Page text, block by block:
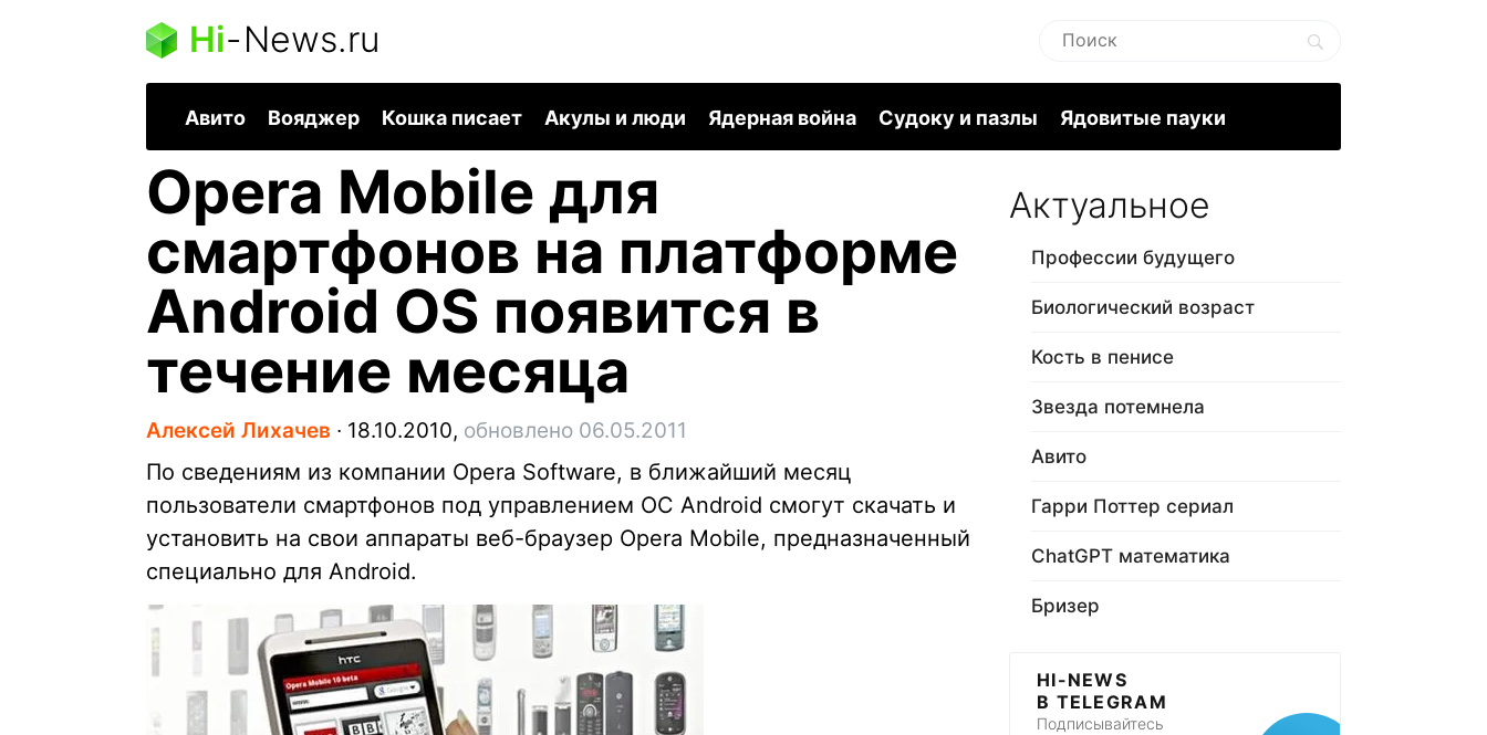
Hi-News.ru
Авито Вояджер Кошка писает Акулы и люди Ядерная война Судоку и пазлы Ядовитые пауки
Opera Mobile для
смартфонов на платформе
Android OS появится в
течение месяца
Алексей Лихачев ∙ 18.10.2010, обновлено 06.05.2011
По сведениям из компании Opera Software, в ближайший месяц
пользователи смартфонов под управлением ОС Android смогут скачать и
установить на свои аппараты веб-браузер Opera Mobile, предназначенный
специально для Android.
Актуальное
Профессии будущего
Биологический возраст
Кость в пенисе
Звезда потемнела
Авито
Гарри Поттер сериал
ChatGPT математика
Бризер
HI-NEWS
В TELEGRAM
Подписывайтесь